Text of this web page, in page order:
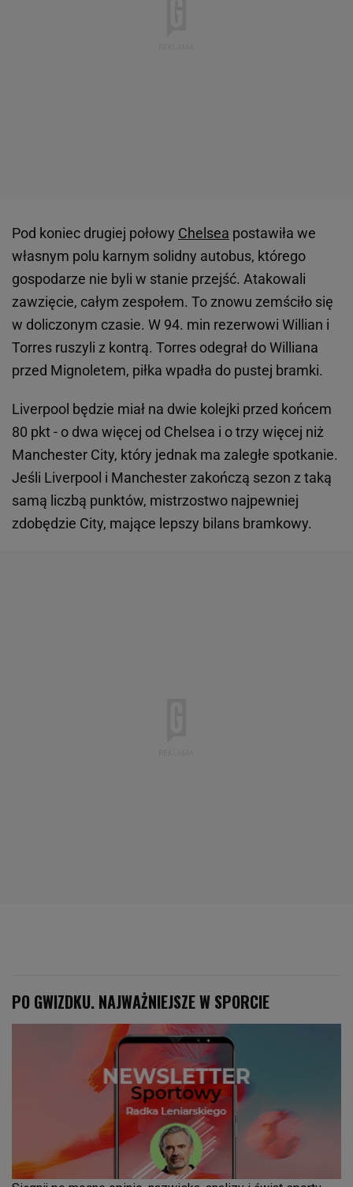
Pod koniec drugiej połowy Chelsea postawiła we
własnym polu karnym solidny autobus, którego
gospodarze nie byli w stanie przejść. Atakowali
zawzięcie, całym zespołem. To znowu zemściło się
w doliczonym czasie. W 94. min rezerwowi Willian i
Torres ruszyli z kontrą. Torres odegrał do Williana
przed Mignoletem, piłka wpadła do pustej bramki.
Liverpool będzie miał na dwie kolejki przed końcem
80 pkt - o dwa więcej od Chelsea i o trzy więcej niż
Manchester City, który jednak ma zaległe spotkanie.
Jeśli Liverpool i Manchester zakończą sezon z taką
samą liczbą punktów, mistrzostwo najpewniej
zdobędzie City, mające lepszy bilans bramkowy.